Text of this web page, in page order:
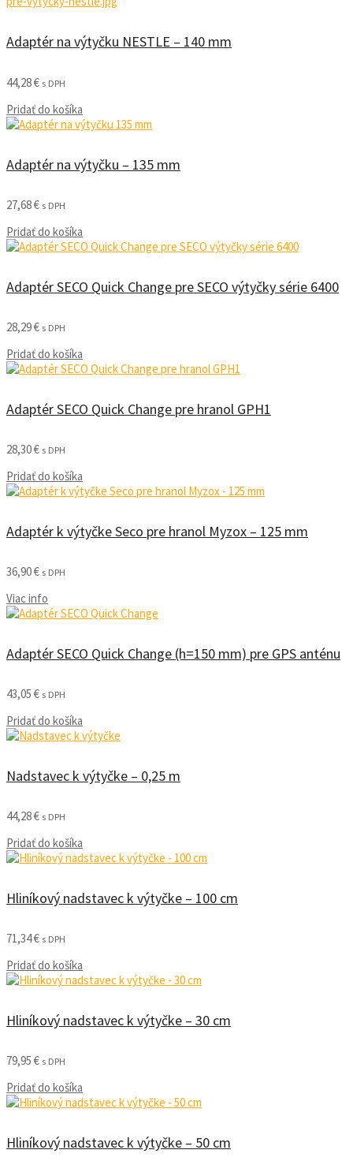
Adaptér na výtyčku NESTLE – 140 mm
44,28€ s DPH
Pridať do košíka
Adaptér na výtyčku – 135 mm
27,68€ s DPH
Pridať do košíka
Adaptér SECO Quick Change pre SECO výtyčky série 6400
28,29€ s DPH
Pridať do košíka
Adaptér SECO Quick Change pre hranol GPH1
28,30€ s DPH
Pridať do košíka
Adaptér k výtyčke Seco pre hranol Myzox – 125 mm
36,90€ s DPH
Viac info
Adaptér SECO Quick Change (h=150 mm) pre GPS anténu
43,05 € s DPH
Pridať do košíka
Nadstavec k výtyčke – 0,25 m
44,28€ s DPH
Pridať do košíka
Hliníkový nadstavec k výtyčke – 100 cm
71,34€ s DPH
Pridať do košíka
Hliníkový nadstavec k výtyčke – 30 cm
79,95 € s DPH
Pridať do košíka
Hliníkový nadstavec k výtyčke – 50 cm